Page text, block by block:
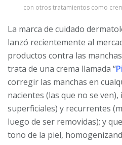
con otros tratamientos como
La marca de cuidado
lanzó recientemente al
productos contra las
trata de una crema llamada “
corregir las manchas en
nacientes (las que no se
superficiales) y recurrentes
luego de ser removidas); y
tono de la piel,